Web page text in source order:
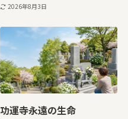
2026年8月3日
功運寺永遠の生命